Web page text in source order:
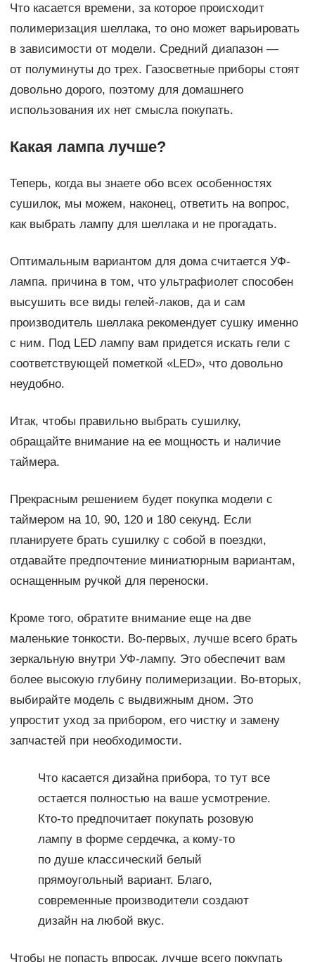
Что касается времени, за которое происходит
полимеризация шеллака, то оно может варьировать
в зависимости от модели. Средний диапазон —
от полуминуты до трех. Газосветные приборы стоят
довольно дорого, поэтому для домашнего
использования их нет смысла покупать.
Какая лампа лучше?
Теперь, когда вы знаете обо всех особенностях
сушилок, мы можем, наконец, ответить на вопрос,
как выбрать лампу для шеллака и не прогадать.
Оптимальным вариантом для дома считается УФ-
лампа. причина в том, что ультрафиолет способен
высушить все виды гелей-лаков, да и сам
производитель шеллака рекомендует сушку именно
с ним. Под LED лампу вам придется искать гели с
соответствующей пометкой «LED», что довольно
неудобно.
Итак, чтобы правильно выбрать сушилку,
обращайте внимание на ее мощность и наличие
таймера.
Прекрасным решением будет покупка модели с
таймером на 10, 90, 120 и 180 секунд. Если
планируете брать сушилку с собой в поездки,
отдавайте предпочтение миниатюрным вариантам,
оснащенным ручкой для переноски.
Кроме того, обратите внимание еще на две
маленькие тонкости. Во-первых, лучше всего брать
зеркальную внутри УФ-лампу. Это обеспечит вам
более высокую глубину полимеризации. Во-вторых,
выбирайте модель с выдвижным дном. Это
упростит уход за прибором, его чистку и замену
запчастей при необходимости.
Что касается дизайна прибора, то тут все
остается полностью на ваше усмотрение.
Кто-то предпочитает покупать розовую
лампу в форме сердечка, а кому-то
по душе классический белый
прямоугольный вариант. Благо,
современные производители создают
дизайн на любой вкус.
Чтобы не попасть впросак, лучше всего покупать